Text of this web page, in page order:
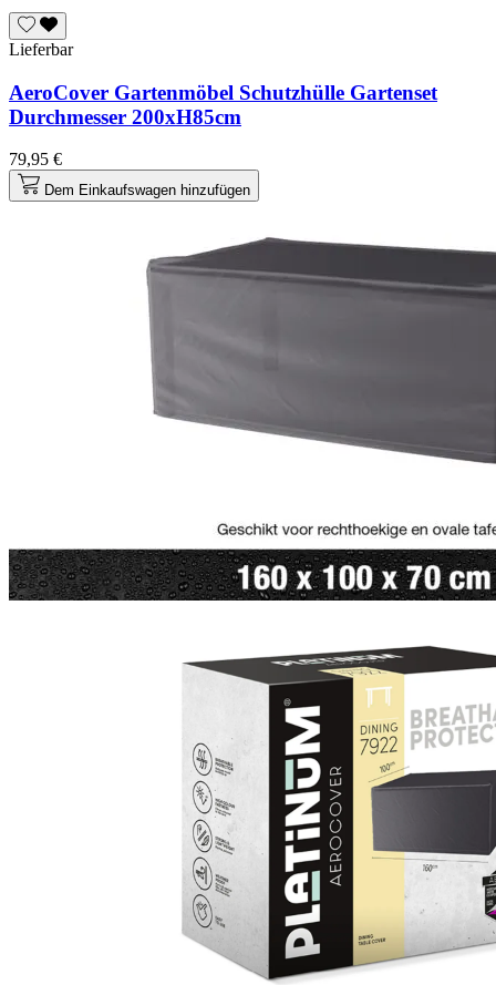
Lieferbar
AeroCover Gartenmöbel Schutzhülle Gartenset
Durchmesser 200xH85cm
79,95 €
Dem Einkaufswagen hinzufügen